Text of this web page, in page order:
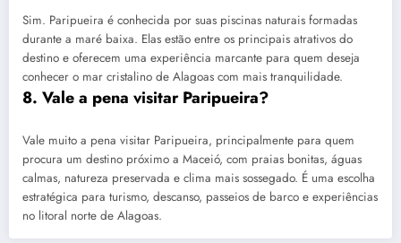
Sim. Paripueira é conhecida por suas piscinas naturais formadas
durante a maré baixa. Elas estão entre os principais atrativos do
destino e oferecem uma experiência marcante para quem deseja
conhecer o mar cristalino de Alagoas com mais tranquilidade.
8. Vale a pena visitar Paripueira?
Vale muito a pena visitar Paripueira, principalmente para quem
procura um destino próximo a Maceió, com praias bonitas, águas
calmas, natureza preservada e clima mais sossegado. É uma escolha
estratégica para turismo, descanso, passeios de barco e experiências
no litoral norte de Alagoas.